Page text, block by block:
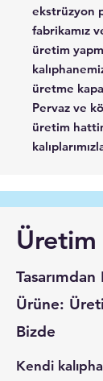
ekstrüzyon
fabrikamız
üretim
üretme
Pervaz ve
üretim
Üretim
Tasarımdan
Ürüne:
Bizde
Kendi